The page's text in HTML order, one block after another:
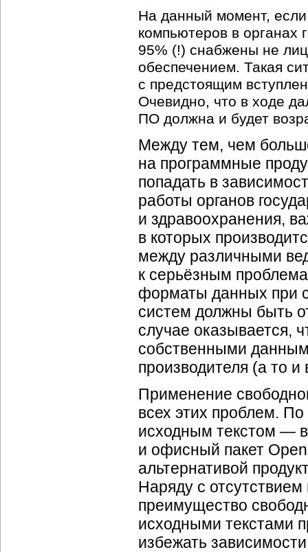
На данный момент,
компьютеров в органах
95% (!) снабжены не
обеспечением. Такая
с предстоящим
Очевидно, что в ходе
ПО должна и будет
Между тем, чем
на программные
попадать в
работы органов
и здравоохранения,
в которых
между различными
к серьёзным
форматы данных при
систем должны быть
случае оказывается,
собственными
производителя (а то
Применение
всех этих проблем.
исходным текстом —
и офисный пакет
альтернативой
Наряду с
преимущество
исходными текстами
избежать